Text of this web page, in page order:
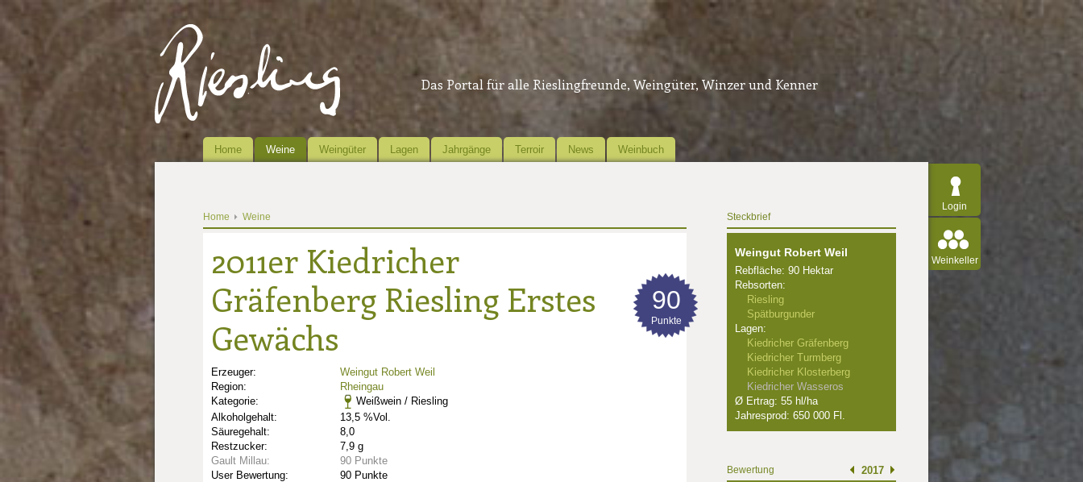
Das Portal für alle Rieslingfreunde, Weingüter, Winzer und Kenner
Home Weine Weingüter Lagen Jahrgänge Terroir News Weinbuch
Login
Weinkeller
Home Weine
2011er Kiedricher
Gräfenberg Riesling Erstes
Gewächs
Erzeuger:
Weingut Robert Weil
Region:
Rheingau
Kategorie:
Weißwein / Riesling
Alkoholgehalt:
13,5 %Vol.
Säuregehalt:
8,0
Restzucker:
7,9 g
Gault Millau:
90 Punkte
User Bewertung:
90 Punkte
90
Punkte
Steckbrief
Weingut Robert Weil
Rebfläche: 90 Hektar
Rebsorten:
Riesling
Spätburgunder
Lagen:
Kiedricher Gräfenberg
Kiedricher Turmberg
Kiedricher Klosterberg
Kiedricher Wasseros
Ø Ertrag: 55 hl/ha
Jahresprod: 650 000 Fl.
Bewertung 2017